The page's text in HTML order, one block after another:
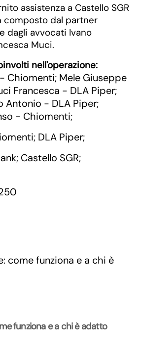
assistenza a Castello SGR
composto dal partner
dagli avvocati Ivano
Muci.
nell'operazione:
Chiomenti; Mele Giuseppe
Francesca - DLA Piper;
Antonio - DLA Piper;
- Chiomenti;
; DLA Piper;
; Castello SGR;
funziona e a chi è adatto